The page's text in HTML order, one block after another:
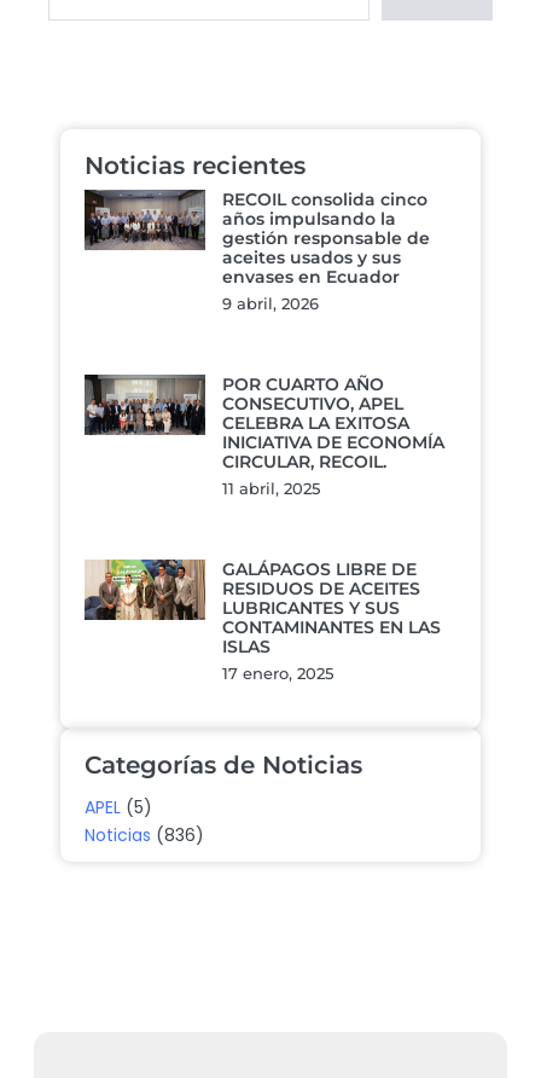
Noticias recientes
RECOIL consolida cinco
años impulsando la
gestión responsable de
aceites usados y sus
envases en Ecuador
9 abril, 2026
POR CUARTO AÑO
CONSECUTIVO, APEL
CELEBRA LA EXITOSA
INICIATIVA DE ECONOMÍA
CIRCULAR, RECOIL.
11 abril, 2025
GALÁPAGOS LIBRE DE
RESIDUOS DE ACEITES
LUBRICANTES Y SUS
CONTAMINANTES EN LAS
ISLAS
17 enero, 2025
Categorías de Noticias
APEL (5)
Noticias (836)